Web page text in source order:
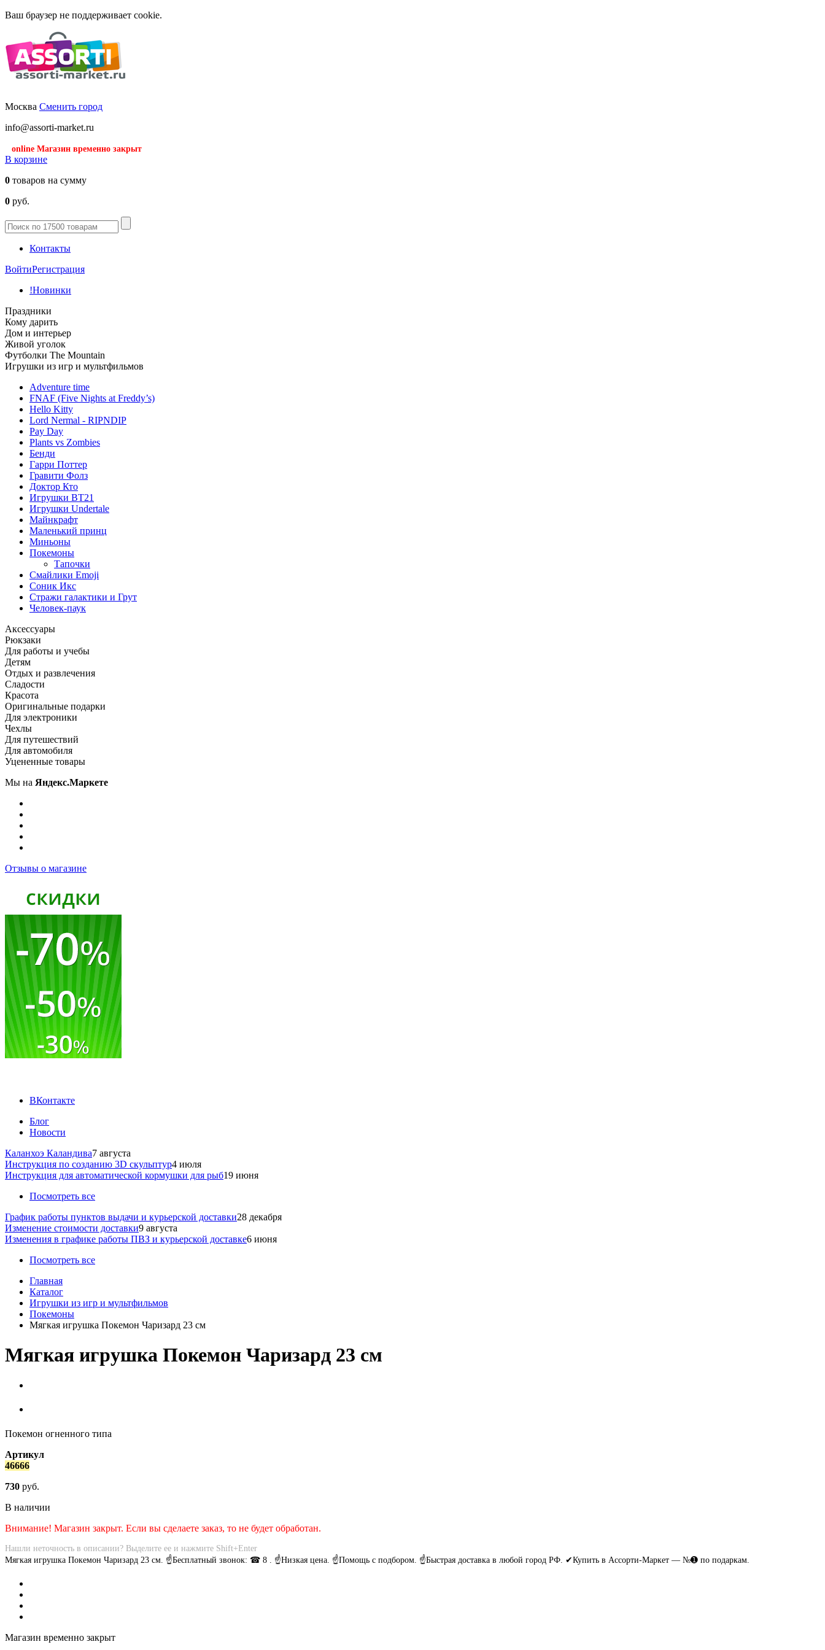
Ваш браузер не поддерживает cookie.
Москва Сменить город
info@assorti-market.ru
online Магазин временно закрыт
В корзине
0 товаров на сумму
0 руб.
Контакты
ВойтиРегистрация
!Новинки
Праздники
Кому дарить
Дом и интерьер
Живой уголок
Футболки The Mountain
Игрушки из игр и мультфильмов
Adventure time
FNAF (Five Nights at Freddy’s)
Hello Kitty
Lord Nermal - RIPNDIP
Pay Day
Plants vs Zombies
Бенди
Гарри Поттер
Гравити Фолз
Доктор Кто
Игрушки BT21
Игрушки Undertale
Майнкрафт
Маленький принц
Миньоны
Покемоны
Тапочки
Смайлики Emoji
Соник Икс
Стражи галактики и Грут
Человек-паук
Аксессуары
Рюкзаки
Для работы и учебы
Детям
Отдых и развлечения
Сладости
Красота
Оригинальные подарки
Для электроники
Чехлы
Для путешествий
Для автомобиля
Уцененные товары
Мы на Яндекс.Маркете
Отзывы о магазине
ВКонтакте
Блог
Новости
Каланхоэ Каландива7 августа
Инструкция по созданию 3D скульптур4 июля
Инструкция для автоматической кормушки для рыб19 июня
Посмотреть все
График работы пунктов выдачи и курьерской доставки28 декабря
Изменение стоимости доставки9 августа
Изменения в графике работы ПВЗ и курьерской доставке6 июня
Посмотреть все
Главная
Каталог
Игрушки из игр и мультфильмов
Покемоны
Мягкая игрушка Покемон Чаризард 23 см
Мягкая игрушка Покемон Чаризард 23 см
Покемон огненного типа
Артикул
46666
730 руб.
В наличии
Внимание! Магазин закрыт. Если вы сделаете заказ, то не будет обработан.
Нашли неточность в описании? Выделите ее и нажмите Shift+Enter
Мягкая игрушка Покемон Чаризард 23 см. ☝Бесплатный звонок: ☎ 8 . ☝Низкая цена. ☝Помощь с подбором. ☝Быстрая доставка в любой город РФ. ✔Купить в Ассорти-Маркет — №➊ по подаркам.
Магазин временно закрыт